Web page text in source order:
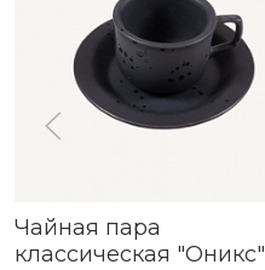
Чайная пара
классическая "Оникс"